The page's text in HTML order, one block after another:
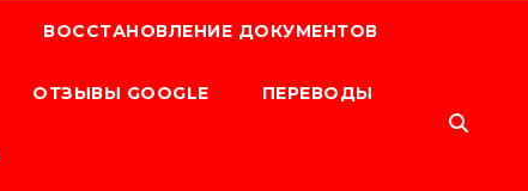
ВОССТАНОВЛЕНИЕ ДОКУМЕНТОВ
ОТЗЫВЫ GOOGLE ПЕРЕВОДЫ